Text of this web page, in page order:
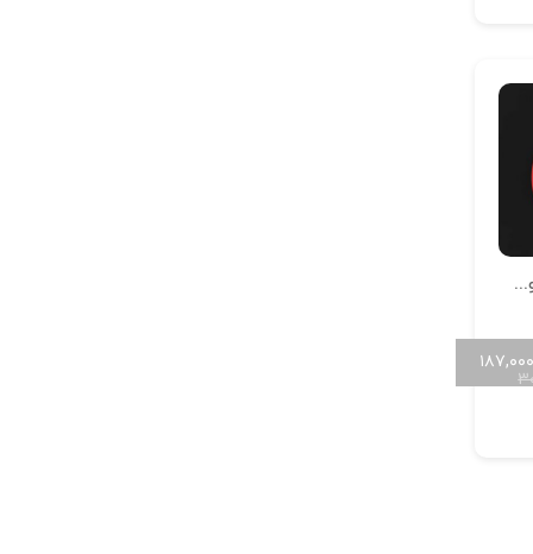
آویز سنگ خور حروف سایز کوچک H-MAYA-S-03
۱۸۷,۰۰۰